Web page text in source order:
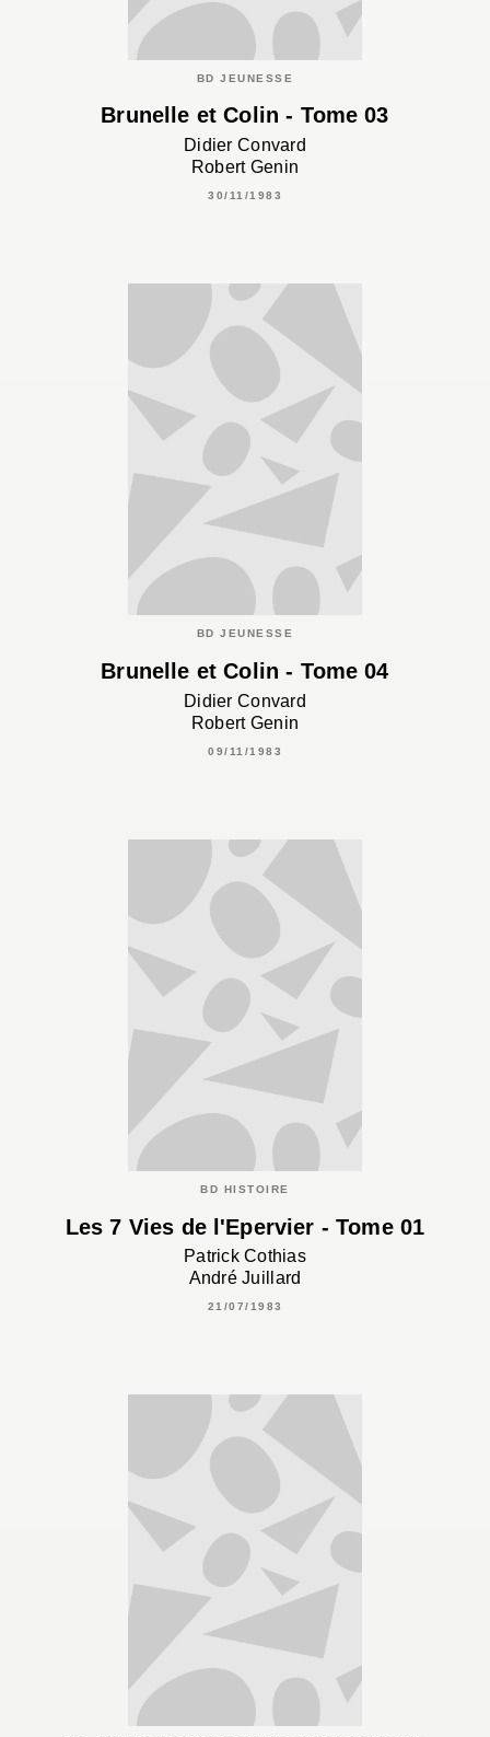
BD JEUNESSE
Brunelle et Colin - Tome 03
Didier Convard
Robert Genin
30/11/1983
BD JEUNESSE
Brunelle et Colin - Tome 04
Didier Convard
Robert Genin
09/11/1983
BD HISTOIRE
Les 7 Vies de l'Epervier - Tome 01
Patrick Cothias
André Juillard
21/07/1983